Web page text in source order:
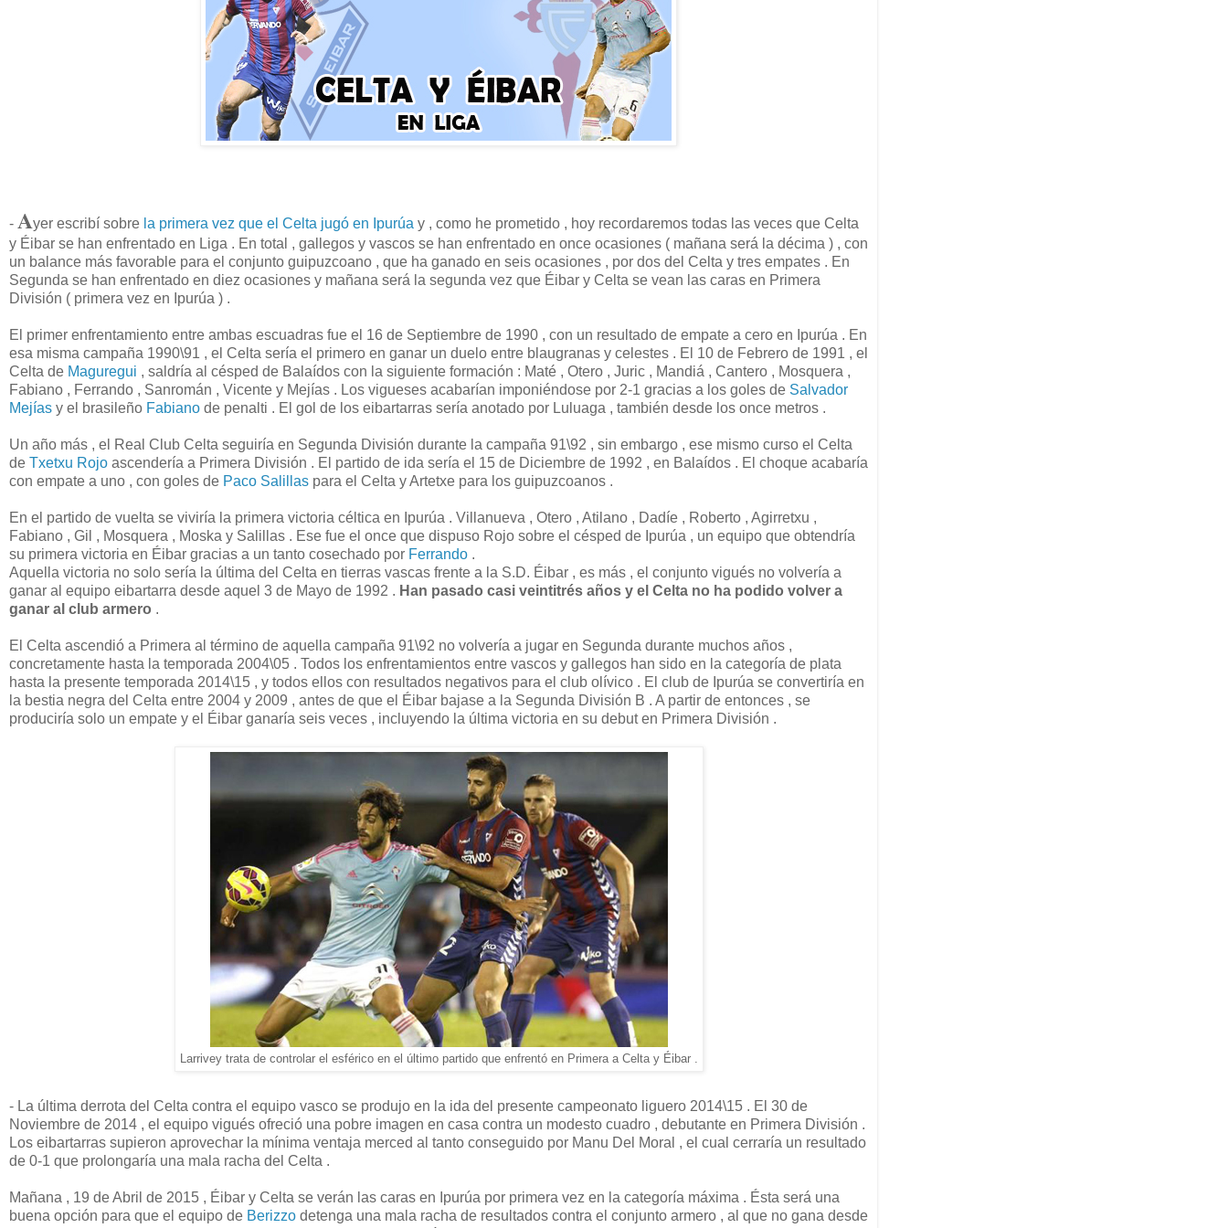
- Ayer escribí sobre la primera vez que el Celta jugó en Ipurúa y , como he prometido , hoy recordaremos todas las veces que Celta
y Éibar se han enfrentado en Liga . En total , gallegos y vascos se han enfrentado en once ocasiones ( mañana será la décima ) , con
un balance más favorable para el conjunto guipuzcoano , que ha ganado en seis ocasiones , por dos del Celta y tres empates . En
Segunda se han enfrentado en diez ocasiones y mañana será la segunda vez que Éibar y Celta se vean las caras en Primera
División ( primera vez en Ipurúa ) .
El primer enfrentamiento entre ambas escuadras fue el 16 de Septiembre de 1990 , con un resultado de empate a cero en Ipurúa . En
esa misma campaña 1990\91 , el Celta sería el primero en ganar un duelo entre blaugranas y celestes . El 10 de Febrero de 1991 , el
Celta de Maguregui , saldría al césped de Balaídos con la siguiente formación : Maté , Otero , Juric , Mandiá , Cantero , Mosquera ,
Fabiano , Ferrando , Sanromán , Vicente y Mejías . Los vigueses acabarían imponiéndose por 2-1 gracias a los goles de Salvador
Mejías y el brasileño Fabiano de penalti . El gol de los eibartarras sería anotado por Luluaga , también desde los once metros .
Un año más , el Real Club Celta seguiría en Segunda División durante la campaña 91\92 , sin embargo , ese mismo curso el Celta
de Txetxu Rojo ascendería a Primera División . El partido de ida sería el 15 de Diciembre de 1992 , en Balaídos . El choque acabaría
con empate a uno , con goles de Paco Salillas para el Celta y Artetxe para los guipuzcoanos .
En el partido de vuelta se viviría la primera victoria céltica en Ipurúa . Villanueva , Otero , Atilano , Dadíe , Roberto , Agirretxu ,
Fabiano , Gil , Mosquera , Moska y Salillas . Ese fue el once que dispuso Rojo sobre el césped de Ipurúa , un equipo que obtendría
su primera victoria en Éibar gracias a un tanto cosechado por Ferrando .
Aquella victoria no solo sería la última del Celta en tierras vascas frente a la S.D. Éibar , es más , el conjunto vigués no volvería a
ganar al equipo eibartarra desde aquel 3 de Mayo de 1992 . Han pasado casi veintitrés años y el Celta no ha podido volver a
ganar al club armero .
El Celta ascendió a Primera al término de aquella campaña 91\92 no volvería a jugar en Segunda durante muchos años ,
concretamente hasta la temporada 2004\05 . Todos los enfrentamientos entre vascos y gallegos han sido en la categoría de plata
hasta la presente temporada 2014\15 , y todos ellos con resultados negativos para el club olívico . El club de Ipurúa se convertiría en
la bestia negra del Celta entre 2004 y 2009 , antes de que el Éibar bajase a la Segunda División B . A partir de entonces , se
produciría solo un empate y el Éibar ganaría seis veces , incluyendo la última victoria en su debut en Primera División .
Larrivey trata de controlar el esférico en el último partido que enfrentó en Primera a Celta y Éibar .
- La última derrota del Celta contra el equipo vasco se produjo en la ida del presente campeonato liguero 2014\15 . El 30 de
Noviembre de 2014 , el equipo vigués ofreció una pobre imagen en casa contra un modesto cuadro , debutante en Primera División .
Los eibartarras supieron aprovechar la mínima ventaja merced al tanto conseguido por Manu Del Moral , el cual cerraría un resultado
de 0-1 que prolongaría una mala racha del Celta .
Mañana , 19 de Abril de 2015 , Éibar y Celta se verán las caras en Ipurúa por primera vez en la categoría máxima . Ésta será una
buena opción para que el equipo de Berizzo detenga una mala racha de resultados contra el conjunto armero , al que no gana desde